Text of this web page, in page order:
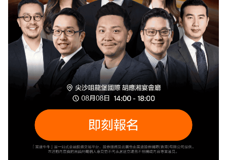
報告發出後3個營業日內交易報告內所述的上市法團及其相關證券。
| 利益披露聲明 |
報告作者為香港證監會持牌人士，分析員本人或其有聯繫者並未擔任本研究報
告所評論的上市法團高級管理人員，也未持有其任何財務權益。
本報告中，富途證券並無持有該上市公司市值的1％或以上的任何財務權益，在
過去12個月內與該公司並無投資銀行關係。本公司員工均非該上市公司的僱
法則，規定，或其它註冊或發牌的規例。本報告不是旨在向該等司法管轄區或
國家的任何人或實體分發或由其使用。
此處包含的信息是基於富途證券認為之準確的來源。富途證券（或其附屬公司
或員工）可能在相關投資產品中擁有頭寸及交易。富途集團及/或相關人士對投